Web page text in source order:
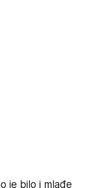
je bilo i mlađe